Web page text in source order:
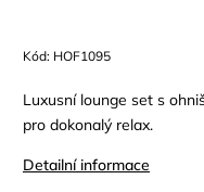
Kód: HOF1095
Luxusní lounge set s
pro dokonalý relax.
Detailní informace